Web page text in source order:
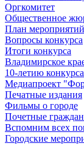
Оргкомитет
Общественное
План мероприятий
Вопросы конкурса
Итоги конкурса
Владимирское
10-летию
Медиапроект
Печатные издания
Фильмы о городе
Почетные
Вспомним всех
Городские